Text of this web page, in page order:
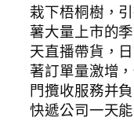
栽下梧桐樹，
薯大量上市的
天直播帶貨，
著訂單量激增
門攬收服務并
快遞公司一天